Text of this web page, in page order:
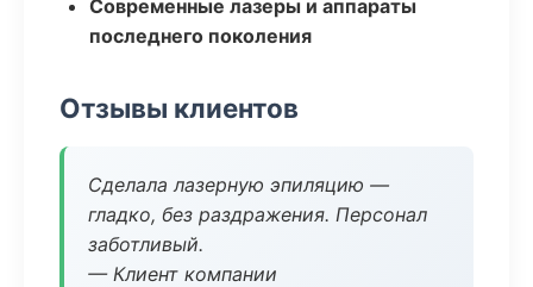
Современные лазеры и аппараты
последнего поколения
Отзывы клиентов
Сделала лазерную эпиляцию —
гладко, без раздражения. Персонал
заботливый.
— Клиент компании